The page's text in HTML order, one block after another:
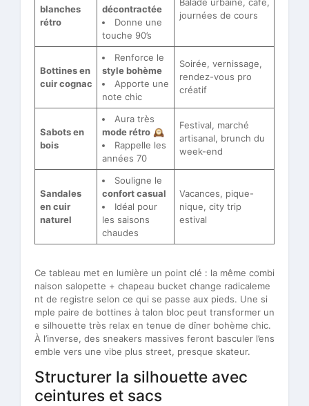
blanches
rétro
décontractée
Donne une
touche 90’s
journées de cours
Bottines en
cuir cognac
Renforce le
style bohème
Apporte une
note chic
Soirée, vernissage,
rendez-vous pro
créatif
Sabots en
bois
Aura très
mode rétro🕰️
Rappelle les
années 70
Festival, marché
artisanal, brunch du
week-end
Sandales
en cuir
naturel
Souligne le
confort casual
Idéal pour
les saisons
chaudes
Vacances, pique-
nique, city trip
estival
Ce tableau met en lumière un point clé : la même combi
naison salopette + chapeau bucket change radicaleme
nt de registre selon ce qui se passe aux pieds. Une si
mple paire de bottines à talon bloc peut transformer un
e silhouette très relax en tenue de dîner bohème chic.
À l’inverse, des sneakers massives feront basculer l’ens
emble vers une vibe plus street, presque skateur.
Structurer la silhouette avec
ceintures et sacs